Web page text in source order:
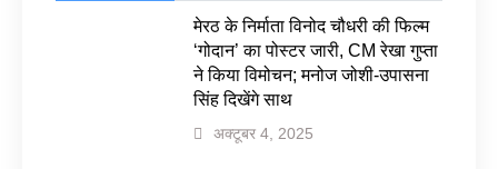
मेरठ के निर्माता विनोद चौधरी की फिल्म
‘गोदान’ का पोस्टर जारी, CM रेखा गुप्ता
ने किया विमोचन; मनोज जोशी-उपासना
सिंह दिखेंगे साथ
अक्टूबर 4, 2025